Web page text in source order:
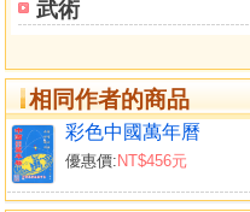
武術
相同作者的商品
彩色中國萬年曆
優惠價: NT$456元